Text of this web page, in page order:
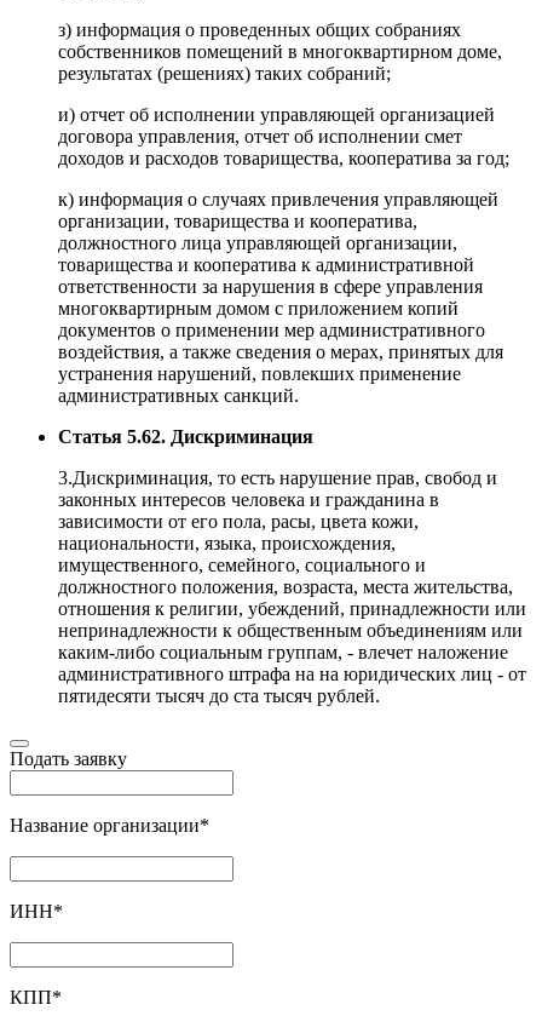
з) информация о проведенных общих собраниях
собственников помещений в многоквартирном доме,
результатах (решениях) таких собраний;
и) отчет об исполнении управляющей организацией
договора управления, отчет об исполнении смет
доходов и расходов товарищества, кооператива за год;
к) информация о случаях привлечения управляющей
организации, товарищества и кооператива,
должностного лица управляющей организации,
товарищества и кооператива к административной
ответственности за нарушения в сфере управления
многоквартирным домом с приложением копий
документов о применении мер административного
воздействия, а также сведения о мерах, принятых для
устранения нарушений, повлекших применение
административных санкций.
Статья 5.62. Дискриминация
3.Дискриминация, то есть нарушение прав, свобод и
законных интересов человека и гражданина в
зависимости от его пола, расы, цвета кожи,
национальности, языка, происхождения,
имущественного, семейного, социального и
должностного положения, возраста, места жительства,
отношения к религии, убеждений, принадлежности или
непринадлежности к общественным объединениям или
каким-либо социальным группам, - влечет наложение
административного штрафа на на юридических лиц - от
пятидесяти тысяч до ста тысяч рублей.
Подать заявку
Название организации*
ИНН*
КПП*